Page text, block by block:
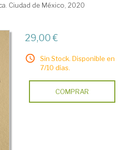
Ciudad de México, 2020
29,00 €
Sin Stock. Disponible en
7/10 días.
COMPRAR